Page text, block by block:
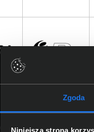
Zgoda
Niniejsza strona
Zakupy
Sposoby dostawy